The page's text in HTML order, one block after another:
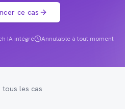
ce cas
IA intégré Annulable à tout moment
tous les cas